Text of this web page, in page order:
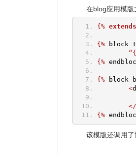
在blog应用模版
{% extends
{% block
{%
{% block
<
</
{%
该模版还调用